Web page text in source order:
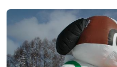
をひろげる打ち上げ花火やライブ
らに、江戸の料理やアルコールド
は異なる雰囲気を見せる江戸情緒
るで江戸時代にタイムスリップ
だけます。